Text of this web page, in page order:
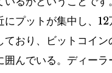
にプットが集中し、
ており、ビットコイン
囲んでいる。ディーラ